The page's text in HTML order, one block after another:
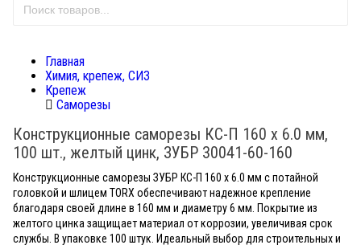
Главная
Химия, крепеж, СИЗ
Крепеж
Саморезы
Конструкционные саморезы КС-П 160 х 6.0 мм,
100 шт., желтый цинк, ЗУБР 30041-60-160
Конструкционные саморезы ЗУБР КС-П 160 х 6.0 мм с потайной
головкой и шлицем TORX обеспечивают надежное крепление
благодаря своей длине в 160 мм и диаметру 6 мм. Покрытие из
желтого цинка защищает материал от коррозии, увеличивая срок
службы. В упаковке 100 штук. Идеальный выбор для строительных и